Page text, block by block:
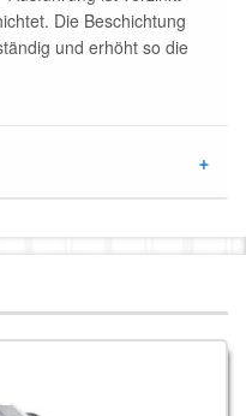
Die Beschichtung
und erhöht so die